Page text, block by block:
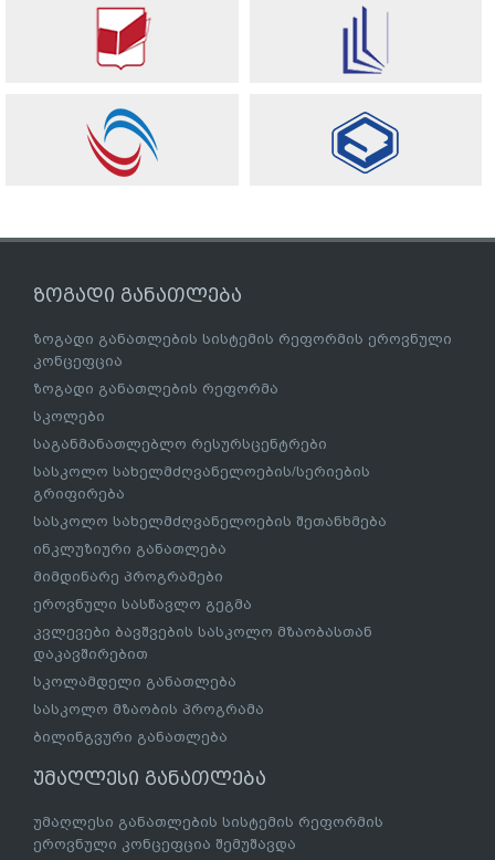
ზოგადი განათლება
ზოგადი განათლების სისტემის რეფორმის ეროვნული
კონცეფცია
ზოგადი განათლების რეფორმა
სკოლები
საგანმანათლებლო რესურსცენტრები
სასკოლო სახელმძღვანელოების/სერიების
გრიფირება
სასკოლო სახელმძღვანელოების შეთანხმება
ინკლუზიური განათლება
მიმდინარე პროგრამები
ეროვნული სასწავლო გეგმა
კვლევები ბავშვების სასკოლო მზაობასთან
დაკავშირებით
სკოლამდელი განათლება
სასკოლო მზაობის პროგრამა
ბილინგვური განათლება
უმაღლესი განათლება
უმაღლესი განათლების სისტემის რეფორმის
ეროვნული კონცეფცია შემუშავდა